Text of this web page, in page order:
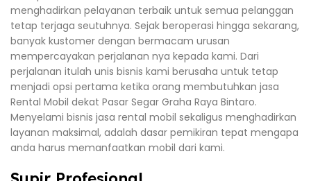
menghadirkan pelayanan terbaik untuk semua pelanggan
tetap terjaga seutuhnya. Sejak beroperasi hingga sekarang,
banyak kustomer dengan bermacam urusan
mempercayakan perjalanan nya kepada kami. Dari
perjalanan itulah unis bisnis kami berusaha untuk tetap
menjadi opsi pertama ketika orang membutuhkan jasa
Rental Mobil dekat Pasar Segar Graha Raya Bintaro.
Menyelami bisnis jasa rental mobil sekaligus menghadirkan
layanan maksimal, adalah dasar pemikiran tepat mengapa
anda harus memanfaatkan mobil dari kami.